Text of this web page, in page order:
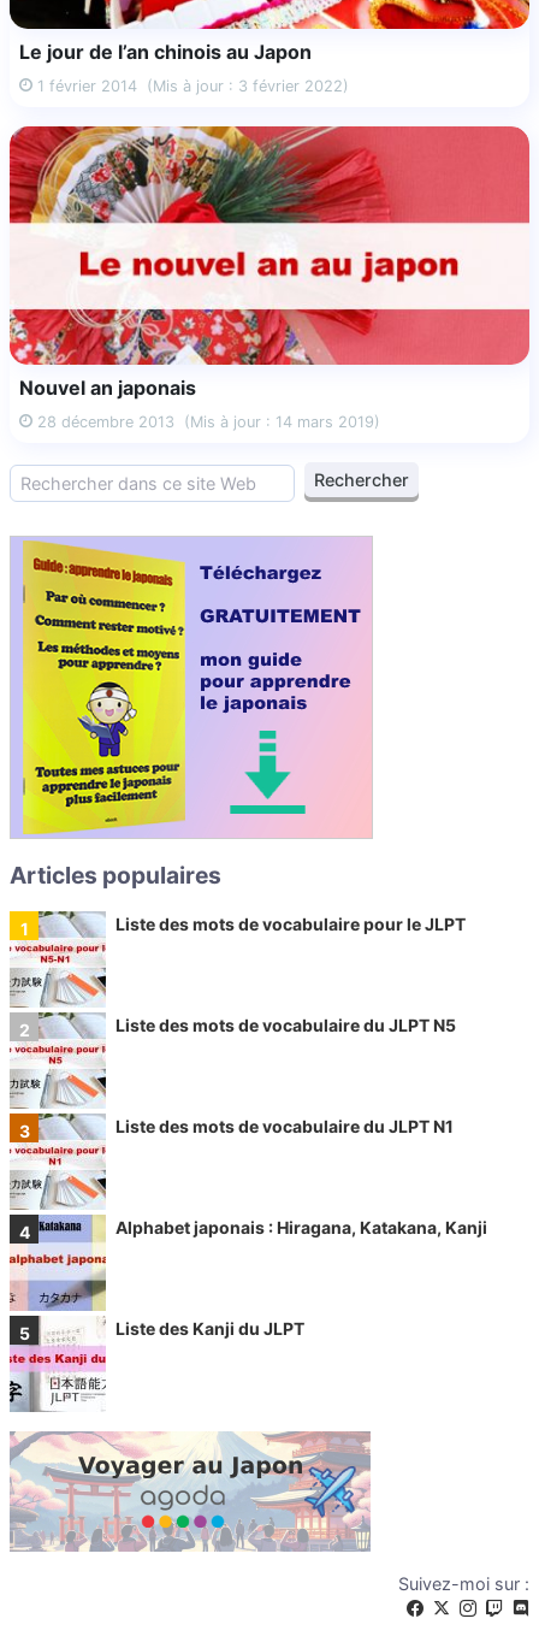
Le jour de l’an chinois au Japon
1 février 2014 (Mis à jour : 3 février 2022)
Nouvel an japonais
28 décembre 2013 (Mis à jour : 14 mars 2019)
Articles populaires
Liste des mots de vocabulaire pour le JLPT
Liste des mots de vocabulaire du JLPT N5
Liste des mots de vocabulaire du JLPT N1
Alphabet japonais : Hiragana, Katakana, Kanji
Liste des Kanji du JLPT
Suivez-moi sur :